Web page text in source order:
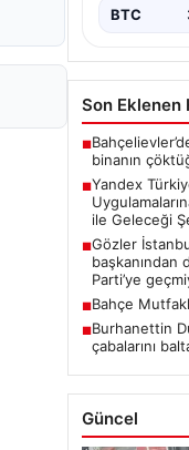
BTC
Son Eklenen
■
binanın
■Yandex
ile Geleceği
■Gözler
başkanından
Parti’ye
■Bahçe
■Burhanettin
çabalarını
Güncel